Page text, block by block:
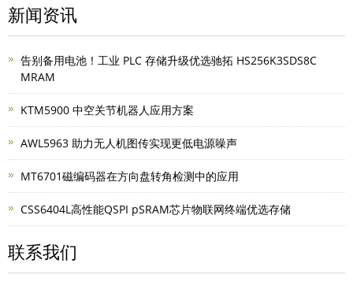
新闻资讯
告别备用电池！工业 PLC 存储升级优选驰拓 HS256K3SDS8C
MRAM
KTM5900 中空关节机器人应用方案
AWL5963 助力无人机图传实现更低电源噪声
MT6701磁编码器在方向盘转角检测中的应用
CSS6404L高性能QSPI pSRAM芯片物联网终端优选存储
联系我们